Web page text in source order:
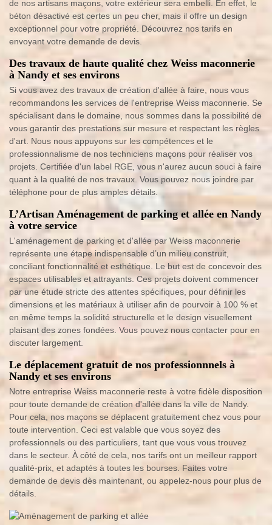
de nos artisans maçons, votre extérieur sera embelli. En effet, le
béton désactivé est certes un peu cher, mais il offre un design
exceptionnel pour votre propriété. Découvrez nos tarifs en
envoyant votre demande de devis.
Des travaux de haute qualité chez Weiss maconnerie
à Nandy et ses environs
Si vous avez des travaux de création d'allée à faire, nous vous
recommandons les services de l'entreprise Weiss maconnerie. Se
spécialisant dans le domaine, nous sommes dans la possibilité de
vous garantir des prestations sur mesure et respectant les règles
d'art. Nous nous appuyons sur les compétences et le
professionnalisme de nos techniciens maçons pour réaliser vos
projets. Certifiée d'un label RGE, vous n'aurez aucun souci à faire
quant à la qualité de nos travaux. Vous pouvez nous joindre par
téléphone pour de plus amples détails.
L’Artisan Aménagement de parking et allée en Nandy
à votre service
L'aménagement de parking et d'allée par Weiss maconnerie
représente une étape indispensable d’un milieu construit,
conciliant fonctionnalité et esthétique. Le but est de concevoir des
espaces utilisables et attrayants. Ces projets doivent commencer
par une étude stricte des attentes spécifiques, pour définir les
dimensions et les matériaux à utiliser afin de pourvoir à 100 % et
en même temps la solidité structurelle et le design visuellement
plaisant des zones fondées. Vous pouvez nous contacter pour en
discuter largement.
Le déplacement gratuit de nos professionnnels à
Nandy et ses environs
Notre entreprise Weiss maconnerie reste à votre fidèle disposition
pour toute demande de création d'allée dans la ville de Nandy.
Pour cela, nos maçons se déplacent gratuitement chez vous pour
toute intervention. Ceci est valable que vous soyez des
professionnels ou des particuliers, tant que vous vous trouvez
dans le secteur. À côté de cela, nos tarifs ont un meilleur rapport
qualité-prix, et adaptés à toutes les bourses. Faites votre
demande de devis dès maintenant, ou appelez-nous pour plus de
détails.